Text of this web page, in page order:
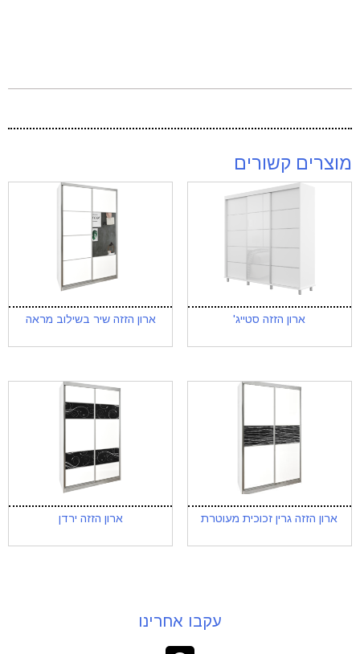
מוצרים קשורים
ארון הזזה סטייג' ארון הזזה שיר בשילוב מראה
ארון הזזה גרין זכוכית מעוטרת ארון הזזה ירדן
עקבו אחרינו